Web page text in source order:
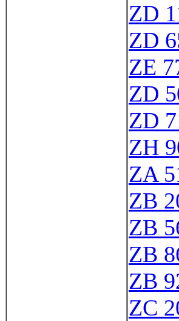
ZD
ZD
ZE
ZD
ZD
ZH
ZA
ZB
ZB
ZB
ZB
ZC